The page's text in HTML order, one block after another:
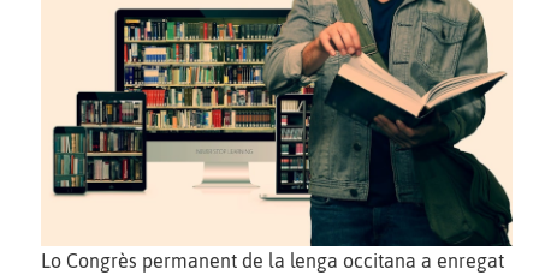
Lo Congrès permanent de la lenga occitana a enregat